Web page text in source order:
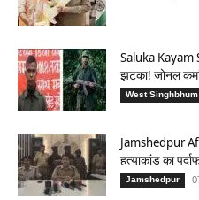
Saluka Kayam
झटका! जोनल
West Singhbhum
Jamshedpur
हत्याकांड का
Jamshedpur